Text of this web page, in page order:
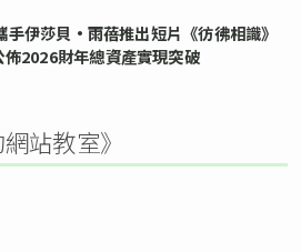
伊莎貝•雨蓓推出短片《彷彿相識》
2026財年總資產實現突破
站教室》